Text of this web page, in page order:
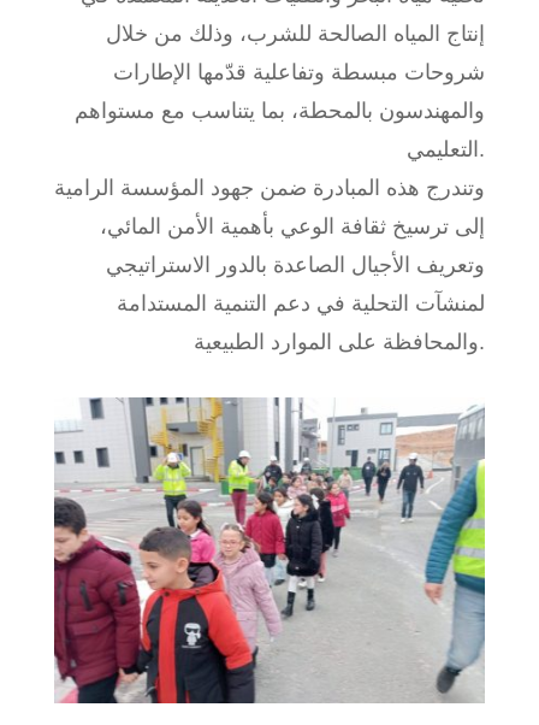
إنتاج المياه الصالحة للشرب، وذلك من خلال
شروحات مبسطة وتفاعلية قدّمها الإطارات
والمهندسون بالمحطة، بما يتناسب مع مستواهم
التعليمي.
وتندرج هذه المبادرة ضمن جهود المؤسسة الرامية
إلى ترسيخ ثقافة الوعي بأهمية الأمن المائي،
وتعريف الأجيال الصاعدة بالدور الاستراتيجي
لمنشآت التحلية في دعم التنمية المستدامة
والمحافظة على الموارد الطبيعية.